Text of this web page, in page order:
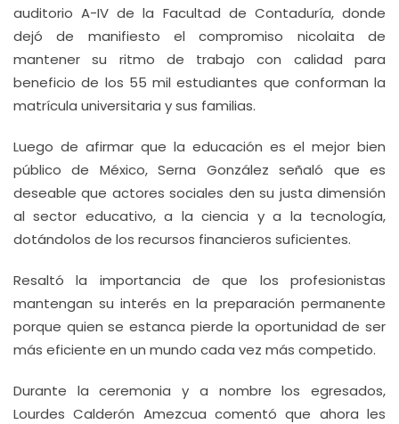
auditorio A-IV de la Facultad de Contaduría, donde
dejó de manifiesto el compromiso nicolaita de
mantener su ritmo de trabajo con calidad para
beneficio de los 55 mil estudiantes que conforman la
matrícula universitaria y sus familias.
Luego de afirmar que la educación es el mejor bien
público de México, Serna González señaló que es
deseable que actores sociales den su justa dimensión
al sector educativo, a la ciencia y a la tecnología,
dotándolos de los recursos financieros suficientes.
Resaltó la importancia de que los profesionistas
mantengan su interés en la preparación permanente
porque quien se estanca pierde la oportunidad de ser
más eficiente en un mundo cada vez más competido.
Durante la ceremonia y a nombre los egresados,
Lourdes Calderón Amezcua comentó que ahora les